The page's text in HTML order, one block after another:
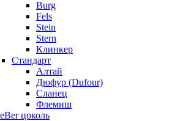
Burg
Fels
Stein
Stern
Клинкер
Стандарт
Алтай
Дюфур (Dufour)
Сланец
Флемиш
цоколь